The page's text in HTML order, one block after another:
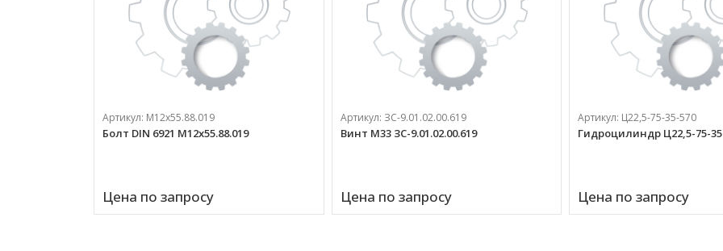
Артикул: М12х55.88.019
Болт DIN 6921 М12х55.88.019
Цена по запросу
Артикул: ЗС-9.01.02.00.619
Винт М33 ЗС-9.01.02.00.619
Цена по запросу
Артикул: Ц22,5-75-35-570
Гидроцилиндр Ц22,5-75-
Цена по запросу